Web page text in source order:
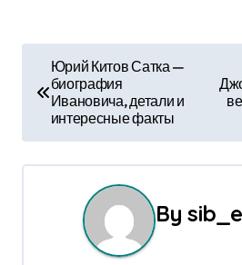
в
и
Юрий Китов Сатка —
биография
Ивановича, детали и
интересные факты
By